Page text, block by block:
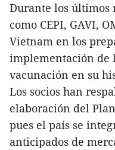
Durante los últimos
como CEPI, GAVI,
Vietnam en los
implementación de
vacunación en su
Los socios han
elaboración del
pues el país se
anticipados de